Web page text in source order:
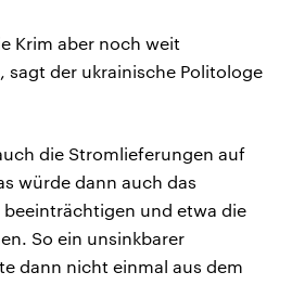
Krim aber noch weit
sagt der ukrainische Politologe
die Stromlieferungen auf
würde dann auch das
und etwa die
So ein unsinkbarer
dann nicht einmal aus dem